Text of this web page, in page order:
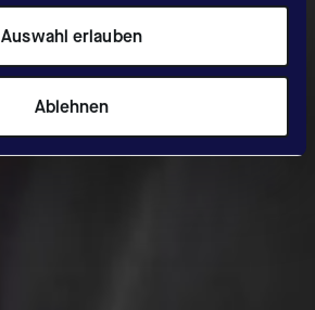
Auswahl erlauben
Ablehnen